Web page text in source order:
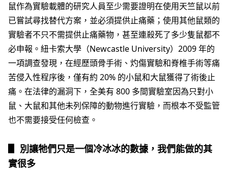
鼠作為實驗載體的研究人員至少需要證明在使用天竺鼠以前
已嘗試尋找替代方案，並必須提供止痛藥；使用其他鼠類的
實驗者不只不需提供止痛藥物，甚至連殺死了多少隻鼠都不
必申報。紐卡索大學（Newcastle University）2009 年的
一項調查發現，在經歷頭骨手術、灼傷實驗和脊椎手術等痛
苦侵入性程序後，僅有約 20% 的小鼠和大鼠獲得了術後止
痛。在法律的漏洞下，全美有 800 多間實驗室因為只對小
鼠、大鼠和其他未列保障的動物進行實驗，而根本不受監管
也不需要接受任何檢查。
▋ 別讓牠們只是一個冷冰冰的數據，我們能做的其
實很多